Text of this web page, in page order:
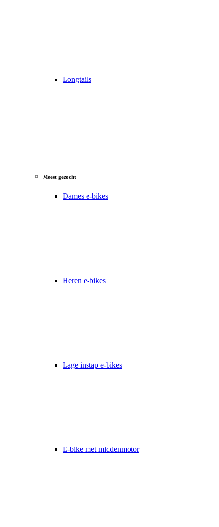
Longtails
Meest gezocht
Dames e-bikes
Heren e-bikes
Lage instap e-bikes
E-bike met middenmotor